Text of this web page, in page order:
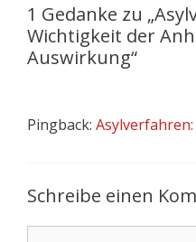
1 Gedanke zu
Wichtigkeit der
Auswirkung“
Pingback:
Schreibe einen